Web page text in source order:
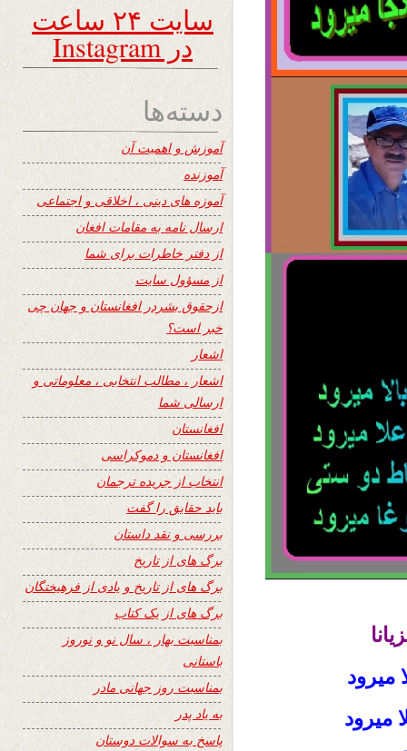
میرود
میرود
سایت ۲۴ ساعت
در Instagram
دسته‌ها
آموزش و اهمیت آن
آموزنده
آموزه های دینی ، اخلاقی و اجتماعی
ارسال نامه به مقامات افغان
از دفتر خاطرات برای شما
از مسؤول سایت
ازحقوق بشردر افغانستان و جهان چی
خبر است؟
اشعار
اشعار ، مطالب انتخابی ، معلوماتی و
ارسالی شما
افغانستان
افغانستان و دموکراسی
انتخاب از جریده ترجمان
باید حقایق را گفت
بررسی و نقد داستان
برگ های از تاریخ
برگ های از تاریخ و یادی از فرهیختگان
برگ های از یک کتاب
بمناسبت بهار ، سال نو و نوروز
باستانی
بمناسبت روز جهانی مادر
به یاد پدر
پاسخ به سوالات دوستان